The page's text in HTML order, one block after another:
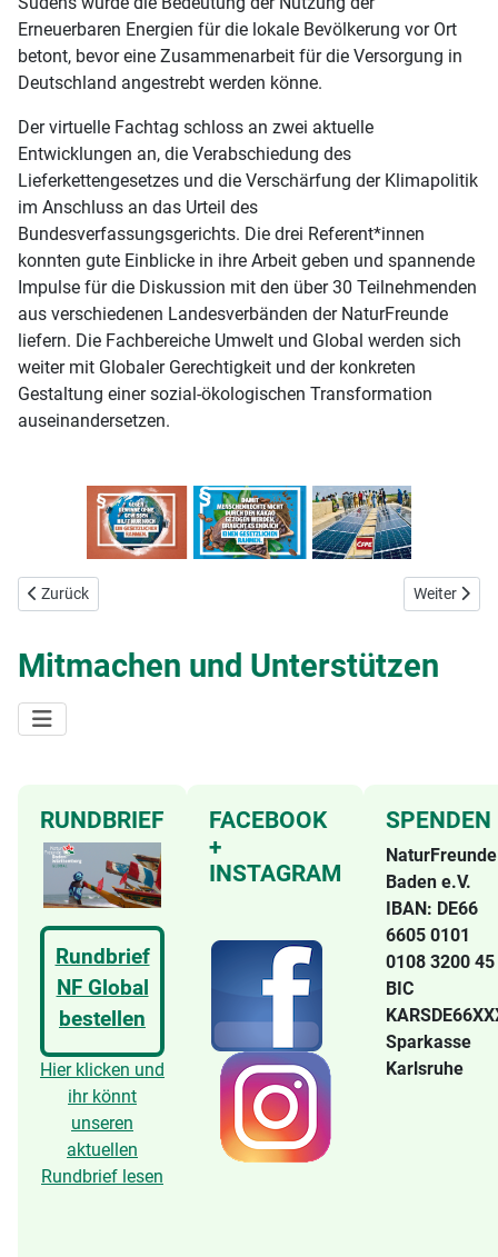
Erneuerbaren Energien für die lokale Bevölkerung vor Ort
betont, bevor eine Zusammenarbeit für die Versorgung in
Deutschland angestrebt werden könne.
Der virtuelle Fachtag schloss an zwei aktuelle
Entwicklungen an, die Verabschiedung des
Lieferkettengesetzes und die Verschärfung der Klimapolitik
im Anschluss an das Urteil des
Bundesverfassungsgerichts. Die drei Referent*innen
konnten gute Einblicke in ihre Arbeit geben und spannende
Impulse für die Diskussion mit den über 30 Teilnehmenden
aus verschiedenen Landesverbänden der NaturFreunde
liefern. Die Fachbereiche Umwelt und Global werden sich
weiter mit Globaler Gerechtigkeit und der konkreten
Gestaltung einer sozial-ökologischen Transformation
auseinandersetzen.
Vorheriger Beitrag: Neues aus dem Fachbereich – 26. 5. 2021
Zurück Nächster
Weiter
Mitmachen und Unterstützen
RUNDBRIEF
Rundbrief
NF Global
bestellen
Hier klicken und
ihr könnt
unseren
aktuellen
Rundbrief lesen
FACEBOOK
+
INSTAGRAM
SPENDEN
NaturFreunde
Baden e.V.
IBAN: DE66
6605 0101
0108 3200 45
BIC
Sparkasse
Karlsruhe